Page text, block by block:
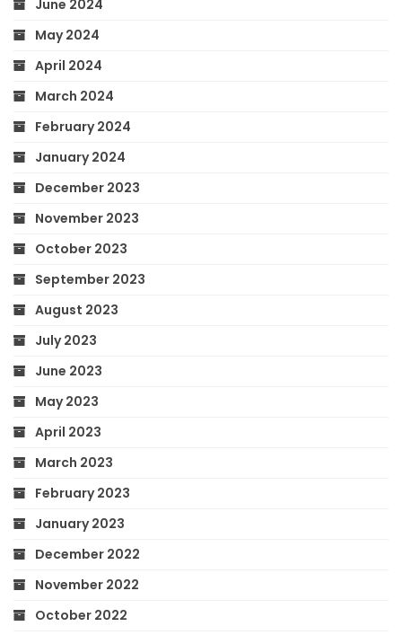
June 2024
May 2024
April 2024
March 2024
February 2024
January 2024
December 2023
November 2023
October 2023
September 2023
August 2023
July 2023
June 2023
May 2023
April 2023
March 2023
February 2023
January 2023
December 2022
November 2022
October 2022